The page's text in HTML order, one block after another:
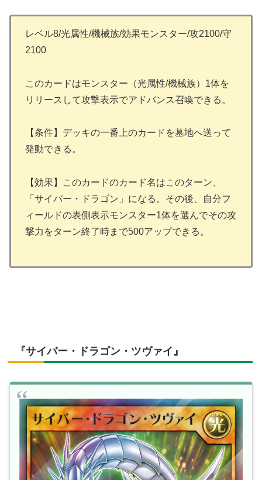
レベル8/光属性/機械族/効果モンスター/攻2100/守
2100
このカードはモンスター（光属性/機械族）1体を
リリースして攻撃表示でアドバンス召喚できる。
【条件】デッキの一番上のカードを墓地へ送って
発動できる。
【効果】このカードのカード名はこのターン、
「サイバー・ドラゴン」になる。その後、自分フ
ィールドの表側表示モンスター1体を選んでその攻
撃力をターン終了時まで500アップできる。
『サイバー・ドラゴン・ツヴァイ』